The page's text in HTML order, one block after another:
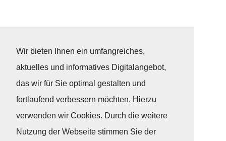
Wir bieten Ihnen ein umfangreiches,
aktuelles und informatives Digitalangebot,
das wir für Sie optimal gestalten und
fortlaufend verbessern möchten. Hierzu
verwenden wir Cookies. Durch die weitere
Nutzung der Webseite stimmen Sie der